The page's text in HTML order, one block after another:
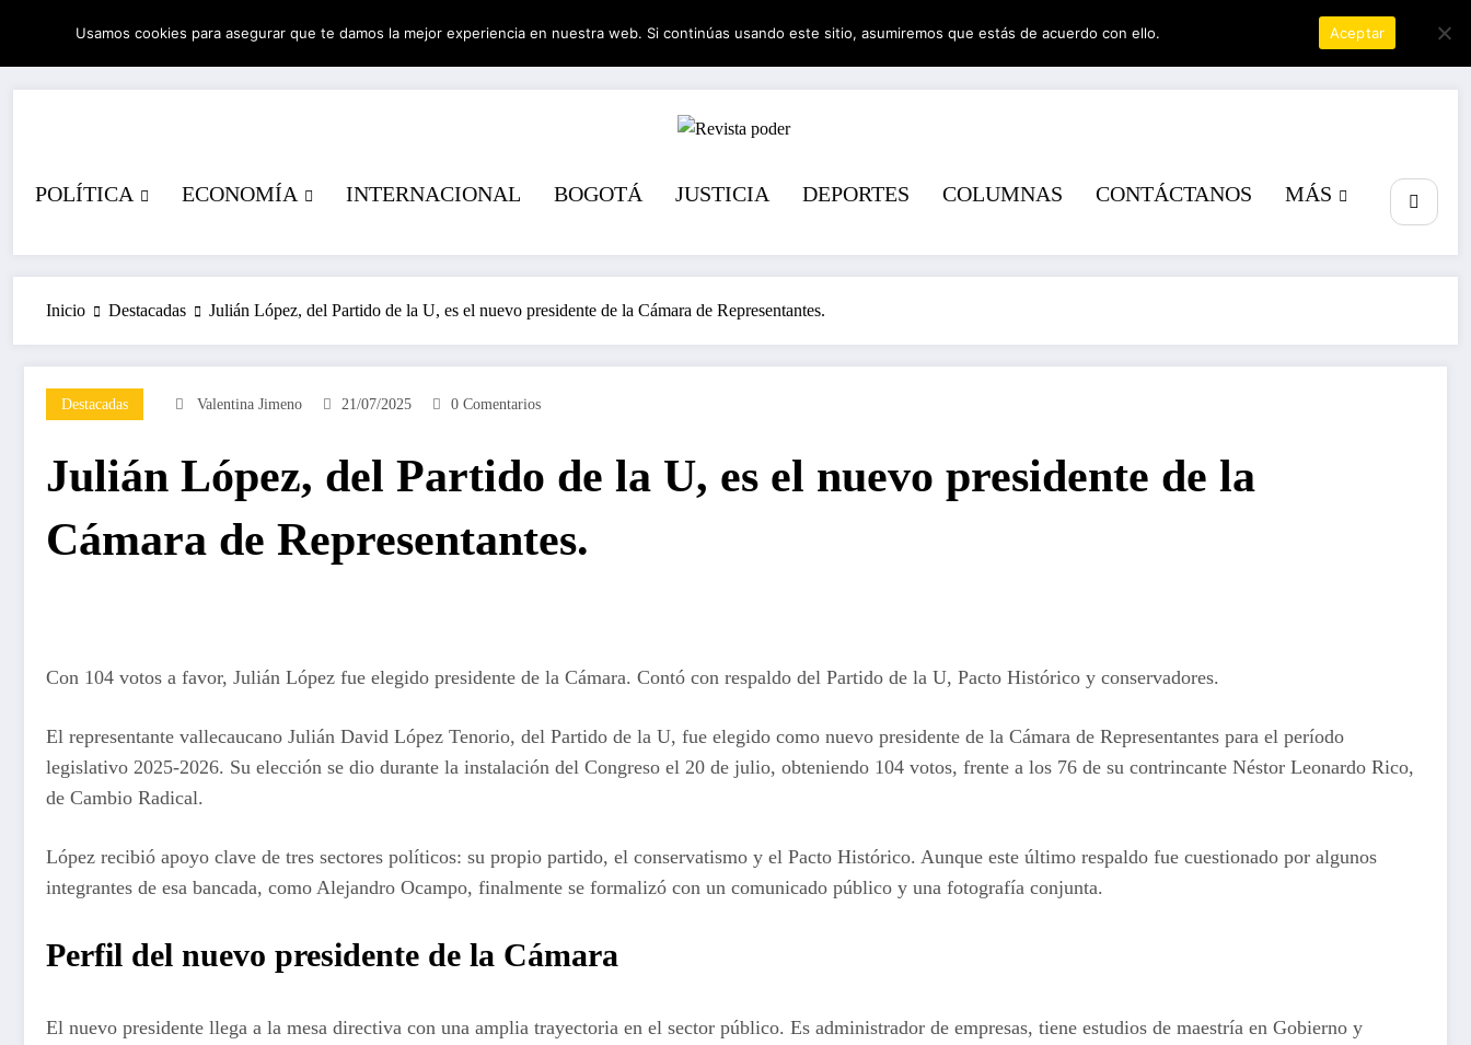
contenido
06/08/2026 9:31:34 PM
POLÍTICA ECONOMÍA INTERNACIONAL BOGOTÁ JUSTICIA DEPORTES COLUMNAS CONTÁCTANOS MÁS
Inicio Destacadas Julián López, del Partido de la U, es el nuevo presidente de la Cámara de Representantes.
Destacadas Valentina Jimeno 21/07/2025 0 Comentarios
Julián López, del Partido de la U, es el nuevo presidente de la
Cámara de Representantes.
Con 104 votos a favor, Julián López fue elegido presidente de la Cámara. Contó con respaldo del Partido de la U, Pacto Histórico y conservadores.
El representante vallecaucano Julián David López Tenorio, del Partido de la U, fue elegido como nuevo presidente de la Cámara de Representantes para el período
legislativo 2025-2026. Su elección se dio durante la instalación del Congreso el 20 de julio, obteniendo 104 votos, frente a los 76 de su contrincante Néstor Leonardo Rico,
de Cambio Radical.
López recibió apoyo clave de tres sectores políticos: su propio partido, el conservatismo y el Pacto Histórico. Aunque este último respaldo fue cuestionado por algunos
integrantes de esa bancada, como Alejandro Ocampo, finalmente se formalizó con un comunicado público y una fotografía conjunta.
Perfil del nuevo presidente de la Cámara
El nuevo presidente llega a la mesa directiva con una amplia trayectoria en el sector público. Es administrador de empresas, tiene estudios de maestría en Gobierno y
Usamos cookies para asegurar que te damos la mejor experiencia en nuestra web. Si continúas usando este sitio, asumiremos que estás de acuerdo con ello. Aceptar